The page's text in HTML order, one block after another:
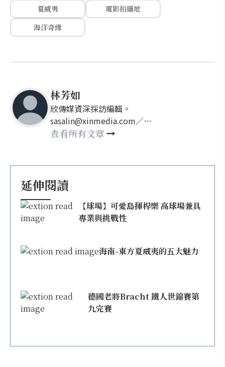
夏威夷
電影拍攝地
海洋奇緣
林芳如
欣傳媒資深採訪編輯。
sasalin@xinmedia.com／
happy21917@gmail.com
查看所有文章
延伸閱讀
【球場】可愛島揮桿樂 高球場兼具
專業與挑戰性
海南-東方夏威夷的五大魅力
德國老將Bracht 鐵人世錦賽第
九完賽